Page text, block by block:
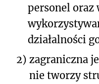
personel oraz
działalności
2) zagraniczna
nie tworzy